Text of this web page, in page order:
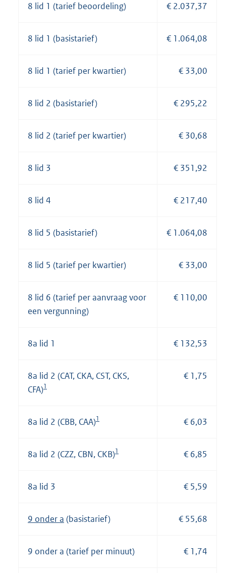
8 lid 1 (tarief beoordeling) € 2.037,37
8 lid 1 (basistarief) € 1.064,08
8 lid 1 (tarief per kwartier) € 33,00
8 lid 2 (basistarief) € 295,22
8 lid 2 (tarief per kwartier) € 30,68
8 lid 3 € 351,92
8 lid 4 € 217,40
8 lid 5 (basistarief) € 1.064,08
8 lid 5 (tarief per kwartier) € 33,00
8 lid 6 (tarief per aanvraag voor
een vergunning)
€ 110,00
8a lid 1 € 132,53
8a lid 2 (CAT, CKA, CST, CKS,
CFA)1
€ 1,75
8a lid 2 (CBB, CAA)1 € 6,03
8a lid 2 (CZZ, CBN, CKB)1 € 6,85
8a lid 3 € 5,59
9 onder a (basistarief) € 55,68
9 onder a (tarief per minuut) € 1,74